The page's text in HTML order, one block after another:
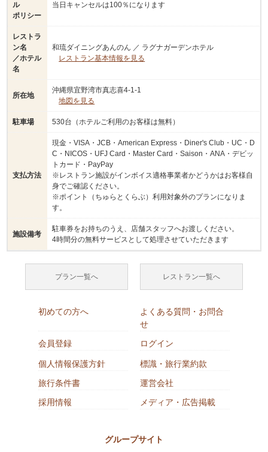
ル
ポリシー
当日キャンセルは100％になります
レストラ
ン名
／ホテル
名
和琉ダイニングあんのん ／ ラグナガーデンホテル
レストラン基本情報を見る
所在地
沖縄県宜野湾市真志喜4-1-1
地図を見る
駐車場 530台（ホテルご利用のお客様は無料）
支払方法
現金・VISA・JCB・American Express・Diner's Club・UC・D
C・NICOS・UFJ Card・Master Card・Saison・ANA・デビッ
トカード・PayPay
※レストラン施設がインボイス適格事業者かどうかはお客様自
身でご確認ください。
※ポイント（ちゅらとくらぶ）利用対象外のプランになりま
す。
施設備考
駐車券をお持ちのうえ、店舗スタッフへお渡しください。
4時間分の無料サービスとして処理させていただきます
プラン一覧へ レストラン一覧へ
初めての方へ
よくある質問・お問合
せ
会員登録
ログイン
個人情報保護方針
標識・旅行業約款
旅行条件書
運営会社
採用情報
メディア・広告掲載
グループサイト